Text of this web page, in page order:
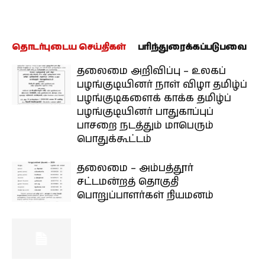
தொடர்புடைய செய்திகள் பரிந்துரைக்கப்படுபவை
தலைமை அறிவிப்பு – உலகப்
பழங்குடியினர் நாள் விழா தமிழ்ப்
பழங்குடிகளைக் காக்க தமிழ்ப்
பழங்குடியினர் பாதுகாப்புப்
பாசறை நடத்தும் மாபெரும்
பொதுக்கூட்டம்
தலைமை – அம்பத்தூர்
சட்டமன்றத் தொகுதி
பொறுப்பாளர்கள் நியமனம்